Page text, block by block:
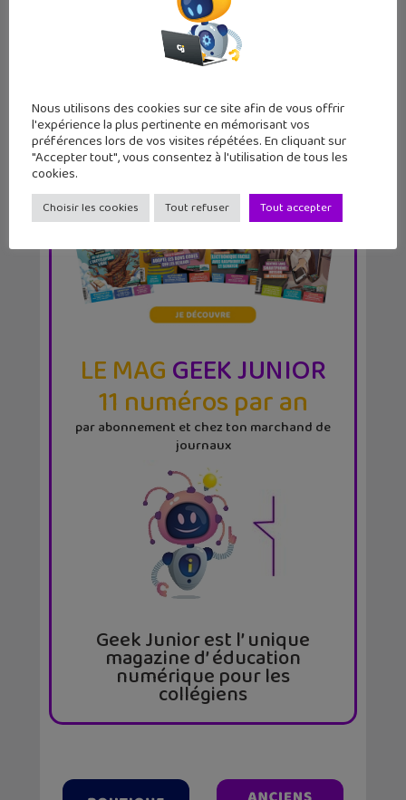
LE MAGGEEK JUNIOR
11 numéros par an
par abonnement et chez ton marchand de
journaux
Geek Junior est l’ unique
magazine d’ éducation
numérique pour les
collégiens
Nous utilisons des cookies sur ce site afin de vous offrir
l'expérience la plus pertinente en mémorisant vos
préférences lors de vos visites répétées. En cliquant sur
"Accepter tout", vous consentez à l'utilisation de tous les
cookies.
Choisir les cookies Tout refuser Tout accepter